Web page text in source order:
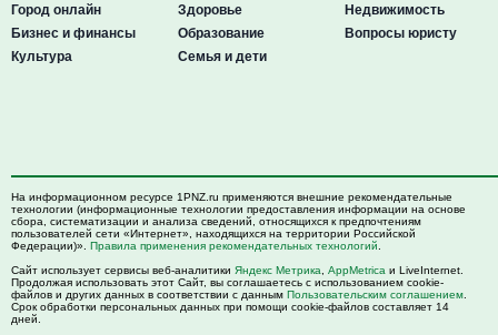
Город онлайн
Бизнес и финансы
Культура
Здоровье
Образование
Семья и дети
Недвижимость
Вопросы юристу
На информационном ресурсе 1PNZ.ru применяются внешние рекомендательные
технологии (информационные технологии предоставления информации на основе
сбора, систематизации и анализа сведений, относящихся к предпочтениям
пользователей сети «Интернет», находящихся на территории Российской
Федерации)». Правила применения рекомендательных технологий
Сайт использует сервисы веб-аналитики Яндекс Метрика AppMetrica и LiveInternet.
Продолжая использовать этот Сайт, вы соглашаетесь с использованием cookie-
файлов и других данных в соответствии с данным Пользовательским соглашением
Срок обработки персональных данных при помощи cookie-файлов составляет 14
дней.